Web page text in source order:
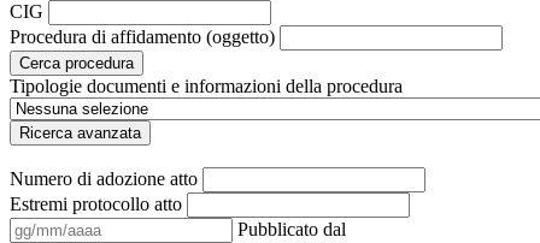
CIG
Procedura di affidamento (oggetto)
Cerca procedura
Tipologie documenti e informazioni della procedura
Ricerca avanzata
Numero di adozione atto
Estremi protocollo atto
Pubblicato dal